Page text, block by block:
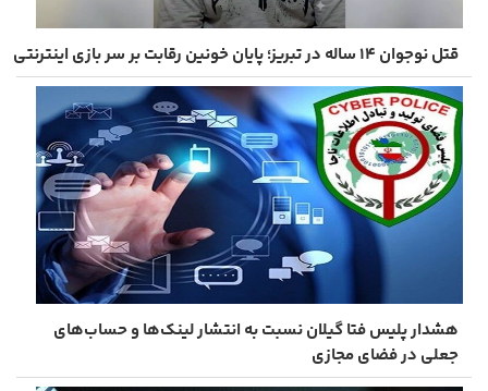
قتل نوجوان ۱۴ ساله در تبریز؛ پایان خونین رقابت بر سر بازی اینترنتی
هشدار پلیس فتا گیلان نسبت به انتشار لینک‌ها و حساب‌های
جعلی در فضای مجازی